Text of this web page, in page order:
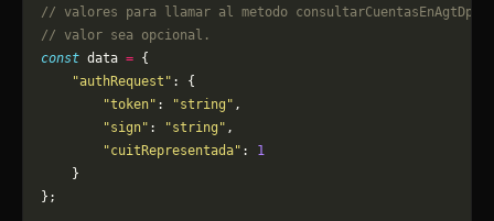
// valores para llamar al metodo
// valor sea opcional.
const data = {
    "authRequest"
: {
        "token"
: "string" ,
        "sign"
: "string" ,
        "cuitRepresentada"
: 1
    }
};